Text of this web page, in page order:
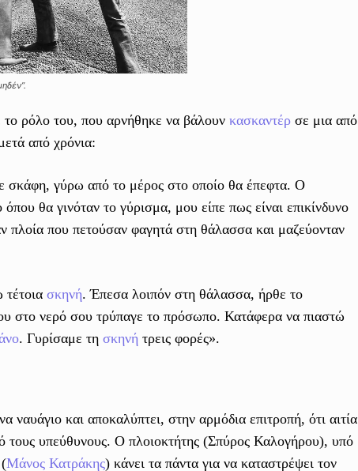
ρόλο του, που αρνήθηκε να βάλουν κασκαντέρ σε μια από
από χρόνια:
σκάφη, γύρω από το μέρος στο οποίο θα έπεφτα. Ο
θα γινόταν το γύρισμα, μου είπε πως είναι επικίνδυνο
πλοία που πετούσαν φαγητά στη θάλασσα και μαζεύονταν
σκηνή. Έπεσα λοιπόν στη θάλασσα, ήρθε το
στο νερό σου τρύπαγε το πρόσωπο. Κατάφερα να πιαστώ
. Γυρίσαμε τη σκηνή τρεις φορές».
και αποκαλύπτει, στην αρμόδια επιτροπή, ότι αιτία
υπεύθυνους. Ο πλοιοκτήτης (Σπύρος Καλογήρου), υπό
Μάνος Κατράκης) κάνει τα πάντα για να καταστρέψει τον